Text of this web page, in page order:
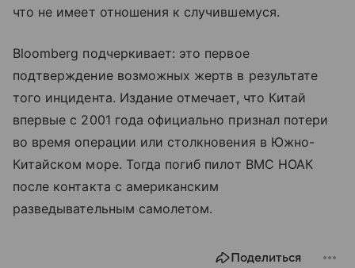
что не имеет отношения к случившемуся.
Bloomberg подчеркивает: это первое
подтверждение возможных жертв в результате
того инцидента. Издание отмечает, что Китай
впервые с 2001 года официально признал потери
во время операции или столкновения в Южно-
Китайском море. Тогда погиб пилот ВМС НОАК
после контакта с американским
разведывательным самолетом.
Поделиться